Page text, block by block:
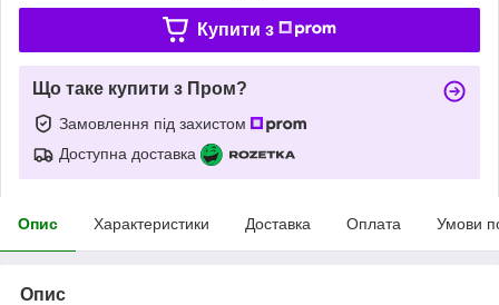
Купити з
Що таке купити з Пром?
Замовлення під захистом
Доступна доставка
Опис Характеристики Доставка Оплата Умови
Опис